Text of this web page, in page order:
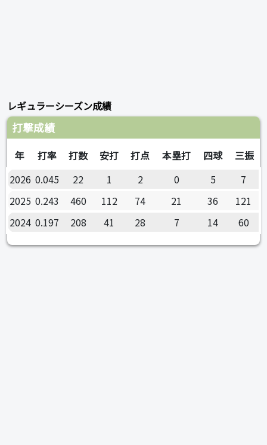
レギュラーシーズン成績
打撃成績
年 打率 打数 安打 打点 本塁打 四球
三振
2026 0.045 22 1 2 0 5
7
2025 0.243 460 112 74 21 36
121
2024 0.197 208 41 28 7 14 60